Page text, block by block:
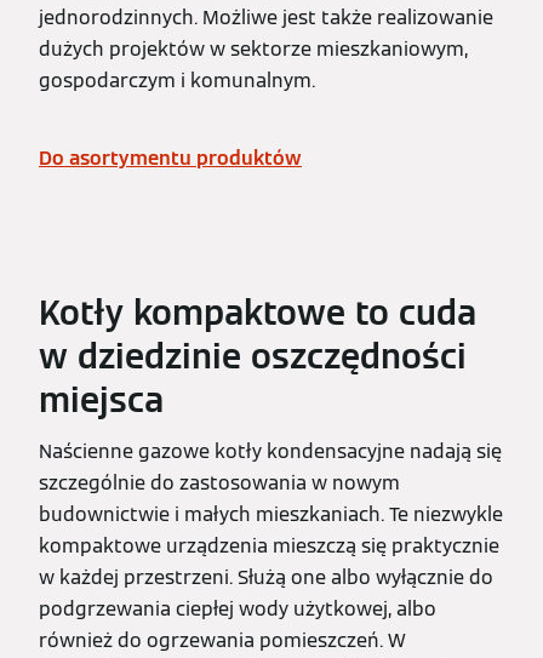
jednorodzinnych. Możliwe jest także realizowanie
dużych projektów w sektorze mieszkaniowym,
gospodarczym i komunalnym.
Do asortymentu produktów
Kotły kompaktowe to cuda
w dziedzinie oszczędności
miejsca
Naścienne gazowe kotły kondensacyjne nadają się
szczególnie do zastosowania w nowym
budownictwie i małych mieszkaniach. Te niezwykle
kompaktowe urządzenia mieszczą się praktycznie
w każdej przestrzeni. Służą one albo wyłącznie do
podgrzewania ciepłej wody użytkowej, albo
również do ogrzewania pomieszczeń. W